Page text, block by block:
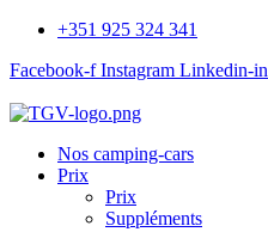
+351 925 324 341
Facebook-f Instagram Linkedin-in
Nos camping-cars
Prix
Prix
Suppléments